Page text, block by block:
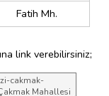
Fatih Mh.
link verebilirsiniz;